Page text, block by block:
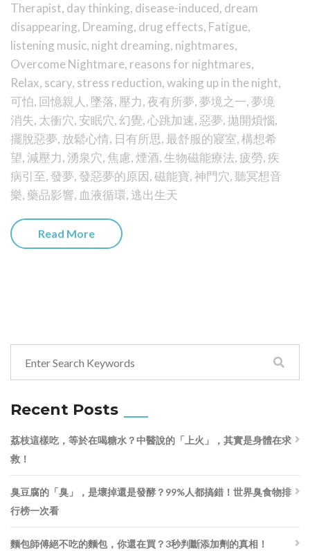
Therapist, day thinking, disease-induced, dream
disappearing, Dreaming, drug effects, Fatigue,
listening music, night dreaming, nightmares,
Overcome Nightmare, reasons for nightmares,
Relax, scary, stress reduction,waking up in the night,
可怕, 回憶親人 , 墜落, 壓力,夜有所夢,夢境之一,夢境
消失, 太衝穴, 安眠穴,幻覺,心跳加速, 惡夢,拋開煩惱,
擺脫惡夢, 放鬆心情, 日有所思,最舒服的寢室,構想希
望, 減壓力, 湧泉穴,焦慮,煙酒, 生物磁能療法,疲勞,疾
病引至, 發夢, 發惡夢的原因,磁能寶,神門穴,聽冥想音
樂,藥品影響, 血液循環, 逃出生天
Read More
Recent Posts
荔枝這樣吃，等於在喝糖水？中醫說的「上火」，其實是身體在求
救！
臭豆腐的「臭」，是壞掉還是發酵？99%人都搞錯！世界臭食物排
行榜一次看
麵包師傅絕不吃的麵包，你還在買？3秒判斷添加劑的真相！